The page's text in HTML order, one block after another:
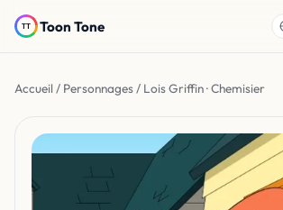
Toon Tone
Accueil / Personnages/ Lois Griffin · Chemisier